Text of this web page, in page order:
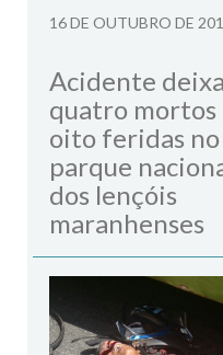
16 DE OUTUBRO DE
Acidente
quatro mortos
oito feridas no
parque
dos lençóis
maranhenses